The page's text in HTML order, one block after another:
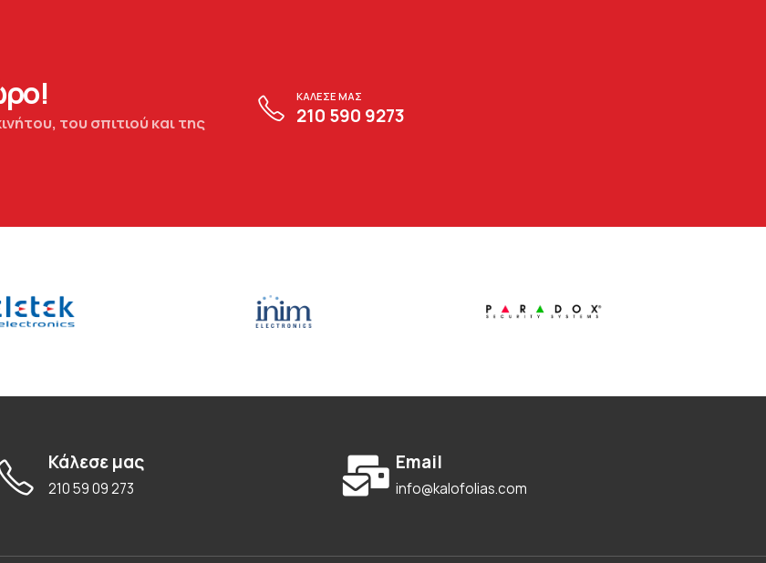
του σπιτιού και της
ΚΑΛΕΣΕ ΜΑΣ
210 590 9273
Κάλεσε μας
210 59 09 273
Email
info@kalofolias.com